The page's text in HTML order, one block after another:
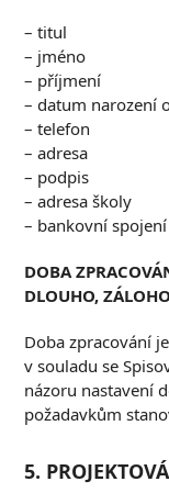
– titul
– jméno
– příjmení
– datum narození
– telefon
– adresa
– podpis
– adresa školy
– bankovní
DOBA
DLOUHO,
Doba zpracování
v souladu se
názoru nastavení
požadavkům
5. P